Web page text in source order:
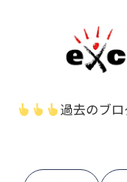
過去のブ